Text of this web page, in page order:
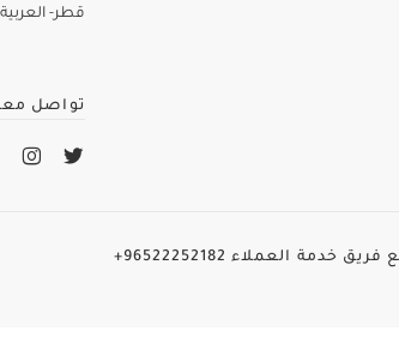
قطر- العربية
تواصل
فريق خدمة العملاء 96522252182+